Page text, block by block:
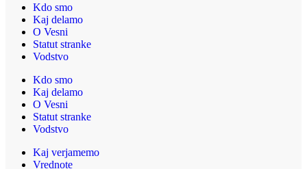
Kdo smo
Kaj delamo
O Vesni
Statut stranke
Vodstvo
Kdo smo
Kaj delamo
O Vesni
Statut stranke
Vodstvo
Kaj verjamemo
Vrednote